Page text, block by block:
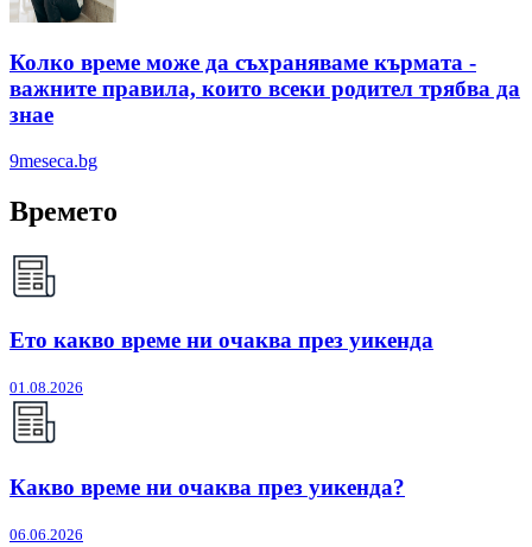
Колко време може да съхраняваме кърмата -
важните правила, които всеки родител трябва да
знае
9meseca.bg
Времето
Ето какво време ни очаква през уикенда
01.08.2026
Какво време ни очаква през уикенда?
06.06.2026